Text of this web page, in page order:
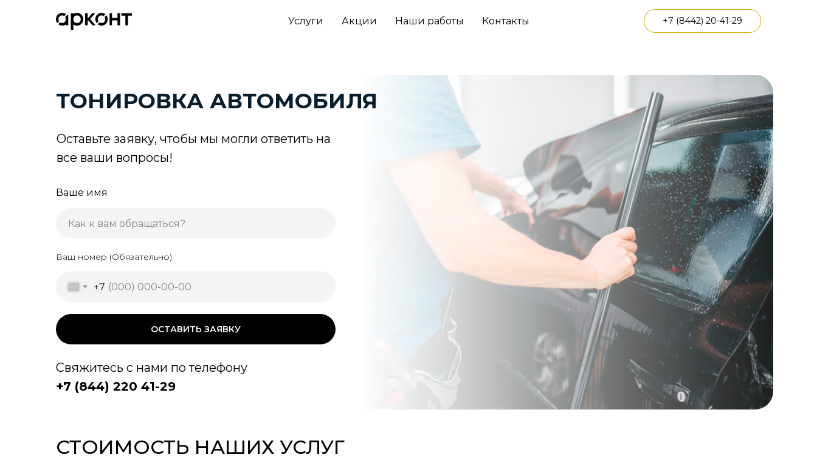
Услуги Акции Наши работы Контакты +7 (8442) 20-41-29
ТОНИРОВКА АВТОМОБИЛЯ
Оставьте заявку, чтобы мы могли ответить на
все ваши вопросы!
Ваше имя
Ваш номер (Обязательно)
+7
ОСТАВИТЬ ЗАЯВКУ
Свяжитесь с нами по телефону
+7 (844) 220 41-29
СТОИМОСТЬ НАШИХ УСЛУГ